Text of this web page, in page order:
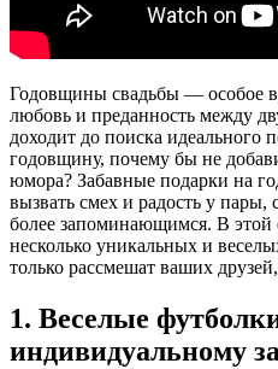
Годовщины свадьбы — особое
любовь и преданность между
доходит до поиска идеального
годовщину, почему бы не
юмора? Забавные подарки на
вызвать смех и радость у
более запоминающимся. В этой
несколько уникальных и
только рассмешат ваших
1. Веселые
индивидуальному